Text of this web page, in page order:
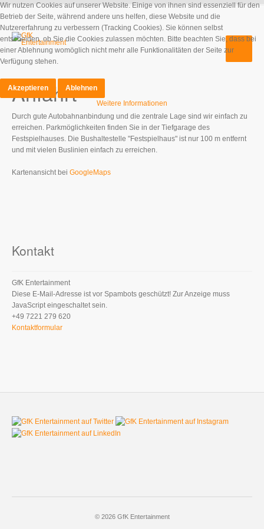
Anfahrt
Durch gute Autobahnanbindung und die zentrale Lage sind wir einfach zu
erreichen. Parkmöglichkeiten finden Sie in der Tiefgarage des
Festspielhauses. Die Bushaltestelle "Festspielhaus" ist nur 100 m entfernt
und mit vielen Buslinien einfach zu erreichen.
Kartenansicht bei GoogleMaps
Kontakt
GfK Entertainment
Diese E-Mail-Adresse ist vor Spambots geschützt! Zur Anzeige muss
JavaScript eingeschaltet sein.
+49 7221 279 620
Kontaktformular
© 2026 GfK Entertainment
Wir nutzen Cookies auf unserer Website. Einige von ihnen sind essenziell für den
Betrieb der Seite, während andere uns helfen, diese Website und die
Nutzererfahrung zu verbessern (Tracking Cookies). Sie können selbst
entscheiden, ob Sie die Cookies zulassen möchten. Bitte beachten Sie, dass bei
einer Ablehnung womöglich nicht mehr alle Funktionalitäten der Seite zur
Verfügung stehen.
Akzeptieren
Ablehnen
Weitere Informationen